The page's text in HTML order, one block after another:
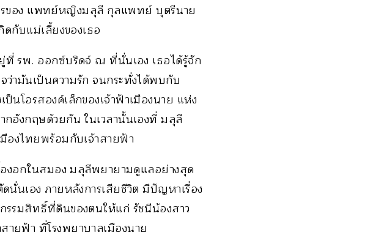
รของ แพทย์หญิงมลุลี กุลแพทย์ บุตรีนาย
กับแม่เลี้ยงของเธอ
รพ. ออกซ์บริดจ์ ณ ที่นั่นเอง เธอได้รู้จัก
ามันเป็นความรัก จนกระทั่งได้พบกับ
โอรสองค์เล็กของเจ้าฟ้าเมืองนาย แห่ง
อังกฤษด้วยกัน ในเวลานั้นเองที่ มลุลี
องไทยพร้อมกับเจ้าสายฟ้า
องอกในสมอง มลุลีพยายามดูแลอย่างสุด
นั่นเอง ภายหลังการเสียชีวิต มีปัญหาเรื่อง
รรมสิทธิ์ที่ดินของตนให้แก่ รัชนีน้องสาว
ยฟ้า ที่โรงพยาบาลเมืองนาย